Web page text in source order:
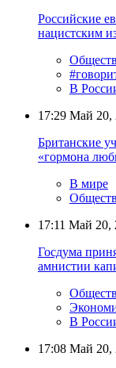
Российские
нацистским
В
17:29 Май 20,
Британские
«гормона
В мире
17:11 Май 20,
Госдума
амнистии
В
17:08 Май 20,